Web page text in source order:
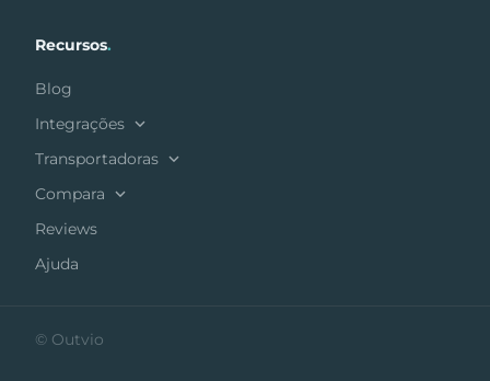
Recursos.
Blog
Integrações
Transportadoras
Compara
Reviews
Ajuda
© Outvio